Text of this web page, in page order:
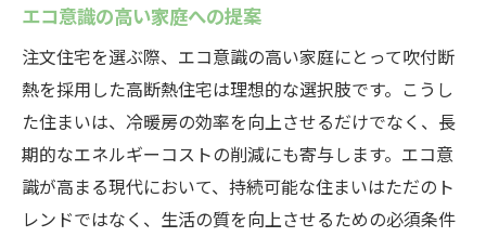
エコ意識の高い家庭への提案
注文住宅を選ぶ際、エコ意識の高い家庭にとって吹付断
熱を採用した高断熱住宅は理想的な選択肢です。こうし
た住まいは、冷暖房の効率を向上させるだけでなく、長
期的なエネルギーコストの削減にも寄与します。エコ意
識が高まる現代において、持続可能な住まいはただのト
レンドではなく、生活の質を向上させるための必須条件